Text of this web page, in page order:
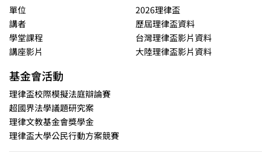
單位
講者
學堂課程
講座影片
2026理律盃
歷屆理律盃資料
台灣理律盃影片資料
大陸理律盃影片資料
基金會活動
理律盃校際模擬法庭辯論賽
超國界法學議題研究案
理律文教基金會獎學金
理律盃大學公民行動方案競賽